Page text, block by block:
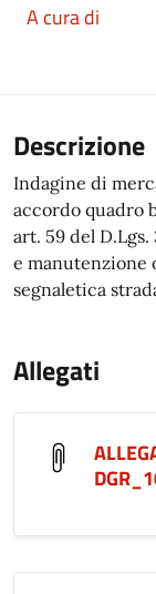
A cura di
Descrizione
Indagine di
accordo quadro
art. 59 del
e manutenzione
segnaletica
Allegati